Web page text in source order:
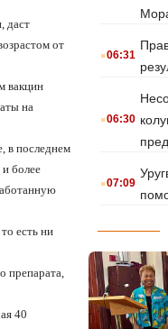
даст
от
вакцин
на
в последнем
более
есть ни
препарата,
40
.06:31
.06:30
.07:09